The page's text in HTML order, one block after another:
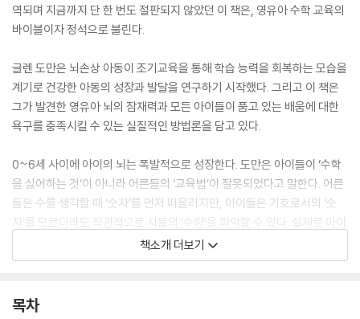
역되며 지금까지 단 한 번도 절판되지 않았던 이 책은, 영유아 수학 교육의
바이블이자 정석으로 불린다.
글렌 도만은 뇌손상 아동이 조기교육을 통해 학습 능력을 회복하는 모습을
계기로 건강한 아동의 성장과 발달을 연구하기 시작했다. 그리고 이 책은
그가 발견한 영유아 뇌의 잠재력과 모든 아이들이 품고 있는 배움에 대한
욕구를 충족시킬 수 있는 실질적인 방법론을 담고 있다.
0~6세 사이에 아이의 뇌는 폭발적으로 성장한다. 도만은 아이들이 ‘수학
을 싫어하는 것’이 아니라 어른들의 ‘교육법’이 잘못되었다고 말한다. 어른
들은 수를 생각할 때 ‘숫자’를 먼저 떠올리지만, 아이들은 기호로서의 ‘숫
자’를 모르더라도 직관적으로 사물의 ‘수량’을 파악할 수 있다. 실제로 아이
들은 음악, 미술, 언어 등 직관적이고 명확하게, 감각으로 인식할 수 있는
모든 것을 반복해서 접했을 때 이를 스펀지처럼 빨아들인다. 수학도 마찬
책소개 더보기
목차